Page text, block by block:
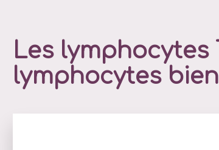
Les lymphocytes
lymphocytes